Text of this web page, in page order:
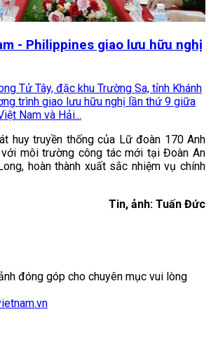
- Philippines giao lưu hữu nghị
Tử Tây, đặc khu Trường Sa, tỉnh Khánh
trình giao lưu hữu nghị lần thứ 9 giữa
Nam và Hải...
huy truyền thống của Lữ đoàn 170 Anh
với môi trường công tác mới tạiĐoàn An
, hoàn thành xuất sắc nhiệm vụ chính
Tin, ảnh: Tuấn Đức
đóng góp cho chuyên mục vui lòng